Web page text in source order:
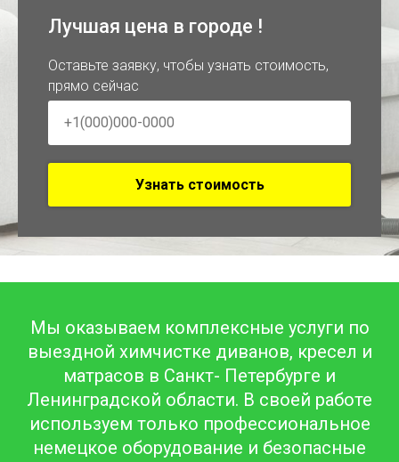
Лучшая цена в городе !
Оставьте заявку, чтобы узнать стоимость,
прямо сейчас
Узнать стоимость
Мы оказываем комплексные услуги по
выездной химчистке диванов, кресел и
матрасов в Санкт- Петербурге и
Ленинградской области. В своей работе
используем только профессиональное
немецкое оборудование и безопасные